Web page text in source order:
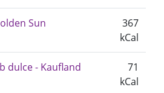
Sun
367
kCal
dulce - Kaufland
71
kCal